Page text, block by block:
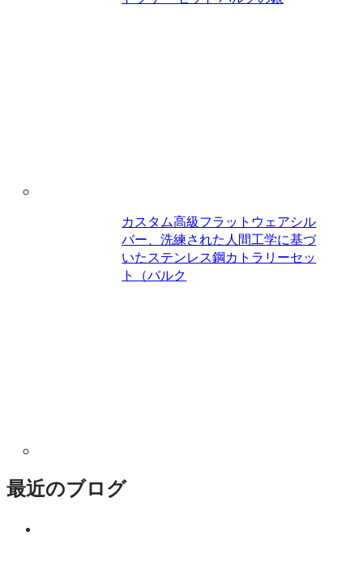
カスタム高級フラットウェアシル
バー、洗練された人間工学に基づ
いたステンレス鋼カトラリーセッ
ト（バルク
最近のブログ